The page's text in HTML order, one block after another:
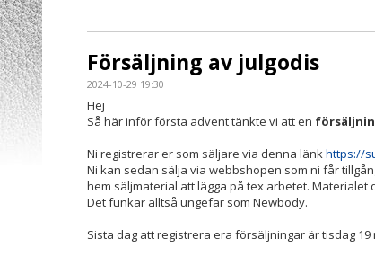
Försäljning av julgodis
2024-10-29 19:30
Hej
Så här inför första advent tänkte vi att en
Ni registrerar er som säljare via denna länk https://
Ni kan sedan sälja via webbshopen som ni får
hem säljmaterial att lägga på tex arbetet. Materialet
Det funkar alltså ungefär som Newbody.
Sista dag att registrera era försäljningar är tisdag 19